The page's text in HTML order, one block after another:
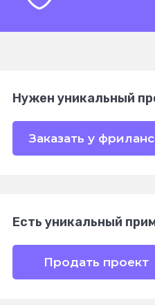
Нужен уникальный
Заказать у
Есть уникальный
Продать проект